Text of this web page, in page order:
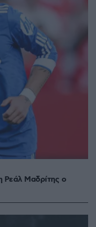
Ρεάλ Μαδρίτης ο